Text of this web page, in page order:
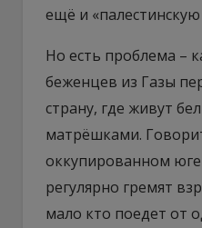
ещё и
Но есть проблема –
беженцев из Газы
страну, где живут
матрёшками.
оккупированном
регулярно гремят
мало кто поедет от